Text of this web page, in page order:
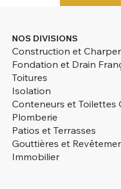
NOS DIVISIONS
Construction et
Fondation et Drain
Toitures
Isolation
Conteneurs et Toilettes
Plomberie
Patios et Terrasses
Gouttières et
Immobilier